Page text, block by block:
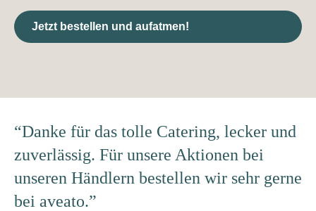
Jetzt bestellen und aufatmen!
“Danke für das tolle Catering, lecker und
zuverlässig. Für unsere Aktionen bei
unseren Händlern bestellen wir sehr gerne
bei aveato.”